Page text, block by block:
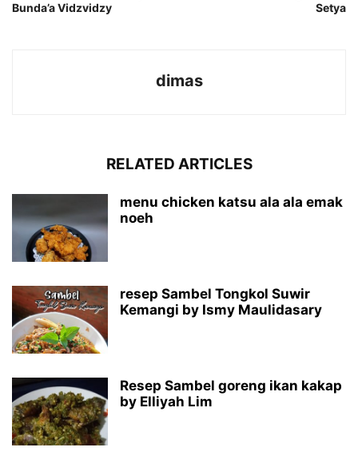
Bunda’a Vidzvidzy
Setya
dimas
RELATED ARTICLES
menu chicken katsu ala ala emak
noeh
resep Sambel Tongkol Suwir
Kemangi by Ismy Maulidasary
Resep Sambel goreng ikan kakap
by Elliyah Lim